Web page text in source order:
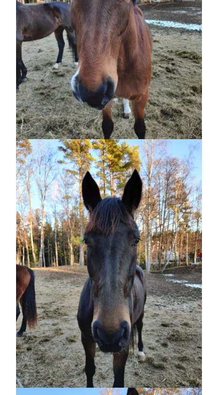
Senaste inläggen
MYCKET FLUGOR
IDA; dagens hoppning!
HINDERBANA
MAGSJUKA
130 BAND
Kategorier
Allmänt(997)
Extrahästar(58)
Hållidej(276)
Heart of Hope
(39)
Heart Paal(216)
Idun(140)
Källhults Spotless(163)
Min Träning(220)
Ninlil(34)
Personligt/Åsikter(161)
Resor(111)
Tävling(159)
Träningar
(63)
Utrustning(47)
Senaste kommentarerna
EllenomVINST!!!
CamillaomVINST!!!